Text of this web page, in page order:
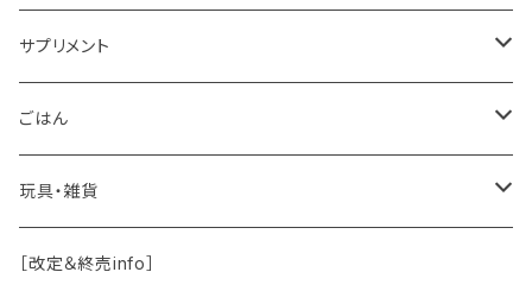
ドッグソープ
保湿・除菌・虫除け
保湿剤
除菌
おくち・おめめ・おみみ
おくち
ブラシと雑貨
お肉
お魚
その他（乳製品・果物野菜）
Natural Marche
サプリメント
皮膚被毛
関節・骨
おめめ
ごはん
手作り補助
ウェット・お惣菜
玩具・雑貨
ノーズワーク・玩具
［改定＆終売info］